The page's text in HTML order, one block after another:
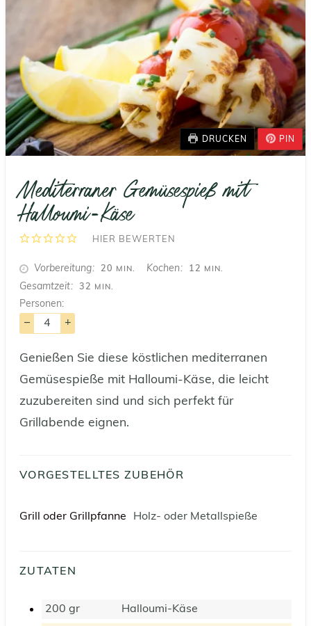
DRUCKEN PIN
Mediterraner Gemüsespieß mit
Halloumi-Käse
HIER BEWERTEN
Vorbereitung 20 MINUTEN
MIN. Kochen 12 MINUTEN
MIN.
Gesamtzeit 32 MINUTEN
MIN.
Personen:
– +
Genießen Sie diese köstlichen mediterranen
Gemüsespieße mit Halloumi-Käse, die leicht
zuzubereiten sind und sich perfekt für
Grillabende eignen.
VORGESTELLTES ZUBEHÖR
Grill oder Grillpfanne Holz- oder Metallspieße
ZUTATEN
200 gr Halloumi-Käse